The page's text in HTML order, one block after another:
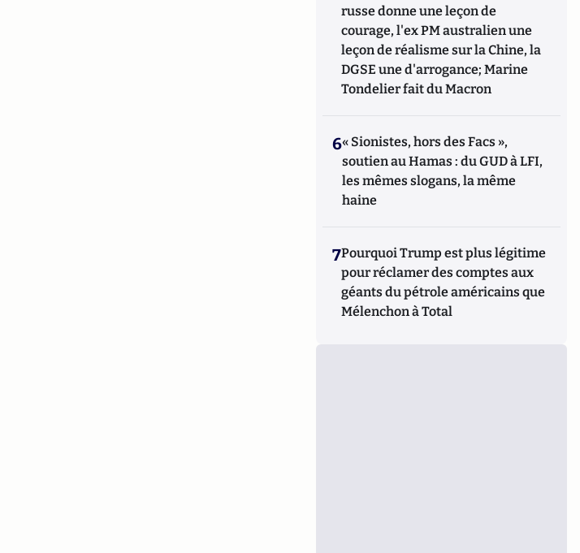
russe donne une leçon de
courage, l'ex PM australien une
leçon de réalisme sur la Chine, la
DGSE une d'arrogance; Marine
Tondelier fait du Macron
6« Sionistes, hors des Facs »,
soutien au Hamas : du GUD à LFI,
les mêmes slogans, la même
haine
7Pourquoi Trump est plus légitime
pour réclamer des comptes aux
géants du pétrole américains que
Mélenchon à Total